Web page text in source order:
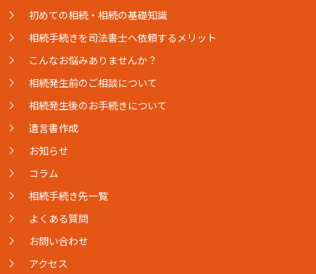
初めての相続・相続の基礎知識
相続手続きを司法書士へ依頼するメリット
こんなお悩みありませんか？
相続発生前のご相談について
相続発生後のお手続きについて
遺言書作成
お知らせ
コラム
相続手続き先一覧
よくある質問
お問い合わせ
アクセス